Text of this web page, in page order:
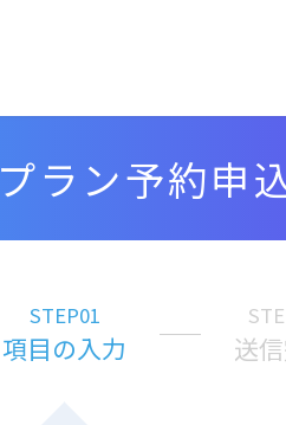
プラン予約申
STEP01
項目の入力 送